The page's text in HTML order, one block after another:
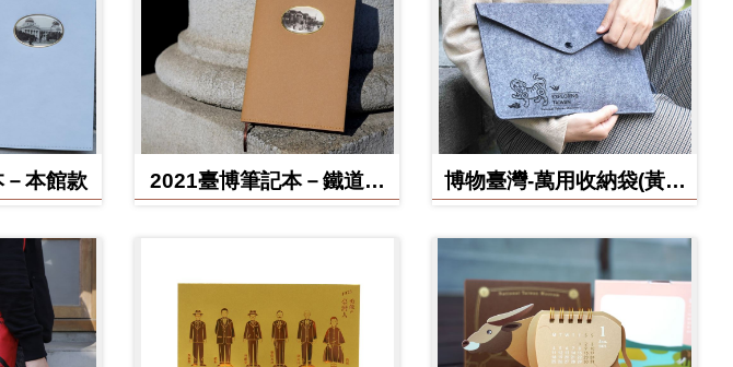
本館款
2021臺博筆記本－鐵道部
博物臺灣-萬用收納袋(黃虎